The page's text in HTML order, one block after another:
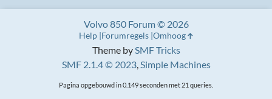
Theme by SMF Tricks
SMF 2.1.4 © 2023, Simple Machines
Volvo 850 Forum © 2026
Help Forumregels Omhoog
Pagina opgebouwd in 0.149 seconden met 21 queries.